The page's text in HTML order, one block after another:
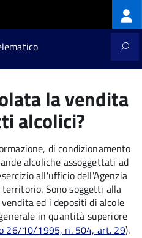
la vendita
alcolici?
di condizionamento
alcoliche assoggettati ad
all'ufficio dell'Agenzia
Sono soggetti alla
ed i depositi di alcole
in quantità superiore
26/10/1995, n. 504, art. 29).